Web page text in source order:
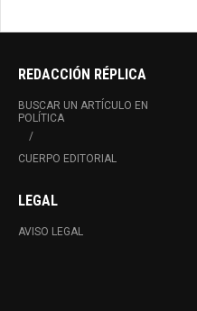
REDACCIÓN RÉPLICA
BUSCAR UN ARTÍCULO EN
POLÍTICA
CUERPO EDITORIAL
LEGAL
AVISO LEGAL